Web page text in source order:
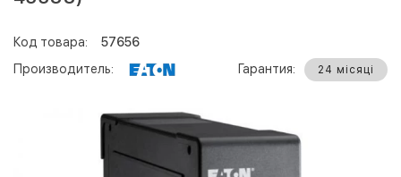
Код товара:
57656
Производитель:
Гарантия: 24 місяці